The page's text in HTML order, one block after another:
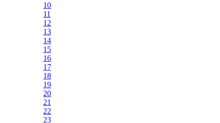
10
11
12
13
14
15
16
17
18
19
20
21
22
23